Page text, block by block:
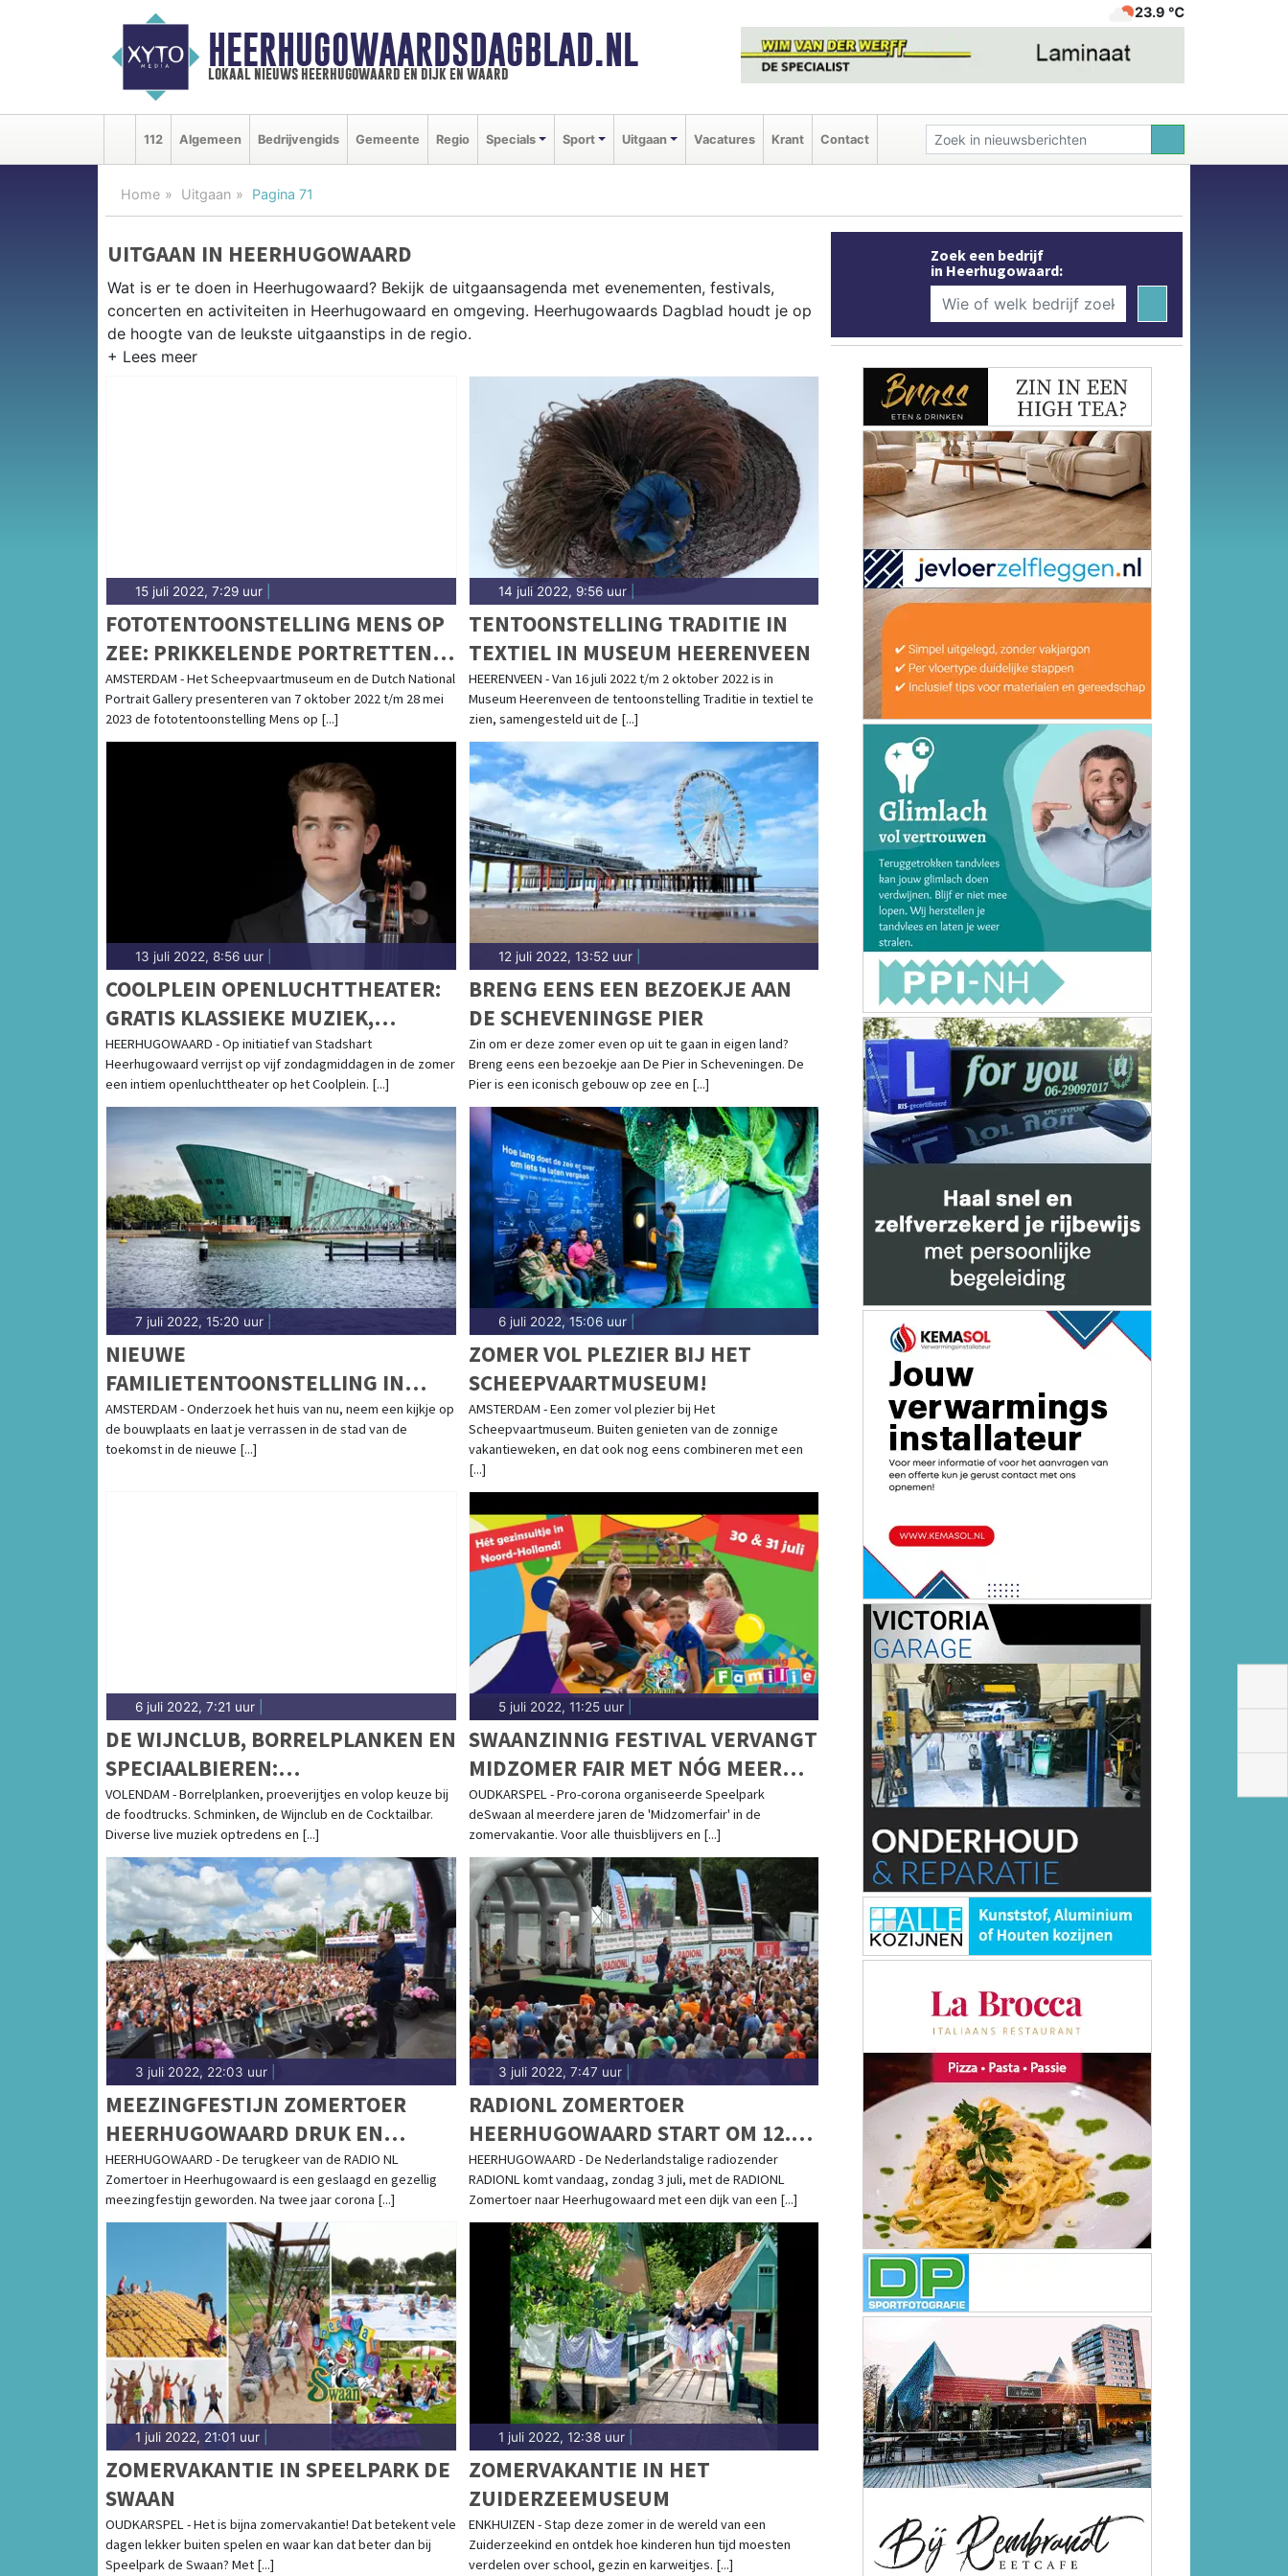
HEERHUGOWAARDSDAGBLAD.NL
lokaal nieuws heerhugowaard en dijk en waard
23.9 ℃
112 Algemeen Bedrijvengids Gemeente Regio Specials Sport Uitgaan Vacatures Krant Contact
Home Uitgaan Pagina 71
UITGAAN IN HEERHUGOWAARD
Wat is er te doen in Heerhugowaard? Bekijk de uitgaansagenda met evenementen, festivals,
concerten en activiteiten in Heerhugowaard en omgeving. Heerhugowaards Dagblad houdt je op
de hoogte van de leukste uitgaanstips in de regio.
Van markten en culturele evenementen tot muziekfestivals en culinaire events - ontdek het
15 juli 2022, 7:29 uur
FOTOTENTOONSTELLING MENS OP
ZEE: PRIKKELENDE PORTRETTEN
EN VERHALEN
AMSTERDAM - Het Scheepvaartmuseum en de Dutch National
Portrait Gallery presenteren van 7 oktober 2022 t/m 28 mei
2023 de fototentoonstelling Mens op [...]
14 juli 2022, 9:56 uur|
TENTOONSTELLING TRADITIE IN
TEXTIEL IN MUSEUM HEERENVEEN
HEERENVEEN - Van 16 juli 2022 t/m 2 oktober 2022 is in
Museum Heerenveen de tentoonstelling Traditie in textiel te
zien, samengesteld uit de [...]
13 juli 2022, 8:56 uur
COOLPLEIN OPENLUCHTTHEATER:
GRATIS KLASSIEKE MUZIEK,
CABARET EN JEUGDTHEATER
HEERHUGOWAARD - Op initiatief van Stadshart
Heerhugowaard verrijst op vijf zondagmiddagen in de zomer
een intiem openluchttheater op het Coolplein. [...]
12 juli 2022, 13:52 uur|
BRENG EENS EEN BEZOEKJE AAN
DE SCHEVENINGSE PIER
Zin om er deze zomer even op uit te gaan in eigen land?
Breng eens een bezoekje aan De Pier in Scheveningen. De
Pier is een iconisch gebouw op zee en [...]
7 juli 2022, 15:20 uur
NIEUWE
FAMILIETENTOONSTELLING IN
NEMO SCIENCE MUSEUM: WAT EEN
GEBOUW!
AMSTERDAM - Onderzoek het huis van nu, neem een kijkje op
de bouwplaats en laat je verrassen in de stad van de
toekomst in de nieuwe [...]
6 juli 2022, 15:06 uur|
ZOMER VOL PLEZIER BIJ HET
SCHEEPVAARTMUSEUM!
AMSTERDAM - Een zomer vol plezier bij Het
Scheepvaartmuseum. Buiten genieten van de zonnige
vakantieweken, en dat ook nog eens combineren met een
[...]
6 juli 2022, 7:21 uur
DE WIJNCLUB, BORRELPLANKEN EN
SPECIAALBIEREN:
FOODTRUCKFESTIVAL HOPPAAA!
STRIJKT NEER IN VOLENDAM!
VOLENDAM - Borrelplanken, proeverijtjes en volop keuze bij
de foodtrucks. Schminken, de Wijnclub en de Cocktailbar.
Diverse live muziek optredens en [...]
5 juli 2022, 11:25 uur|
SWAANZINNIG FESTIVAL VERVANGT
MIDZOMER FAIR MET NÓG MEER
SPEELPLEZIER VOOR DE HELE
FAMILIE
OUDKARSPEL - Pro-corona organiseerde Speelpark
deSwaan al meerdere jaren de 'Midzomerfair' in de
zomervakantie. Voor alle thuisblijvers en [...]
3 juli 2022, 22:03 uur
MEEZINGFESTIJN ZOMERTOER
HEERHUGOWAARD DRUK EN
GEZELLIG ONDANKS AFWEZIGHEID
MART HOOGKAMER
HEERHUGOWAARD - De terugkeer van de RADIO NL
Zomertoer in Heerhugowaard is een geslaagd en gezellig
meezingfestijn geworden. Na twee jaar corona [...]
3 juli 2022, 7:47 uur|
RADIONL ZOMERTOER
HEERHUGOWAARD START OM 12.00
UUR MET O.A MART HOOGKAMER,
FRANS BAUER, JAN SMIT EN NOG
VEEL MEER, PENDELBUS RIJDT
VANAF STATION
HEERHUGOWAARD - De Nederlandstalige radiozender
RADIONL komt vandaag, zondag 3 juli, met de RADIONL
Zomertoer naar Heerhugowaard met een dijk van een [...]
1 juli 2022, 21:01 uur
ZOMERVAKANTIE IN SPEELPARK DE
SWAAN
OUDKARSPEL - Het is bijna zomervakantie! Dat betekent vele
dagen lekker buiten spelen en waar kan dat beter dan bij
Speelpark de Swaan? Met [...]
1 juli 2022, 12:38 uur|
ZOMERVAKANTIE IN HET
ZUIDERZEEMUSEUM
ENKHUIZEN - Stap deze zomer in de wereld van een
Zuiderzeekind en ontdek hoe kinderen hun tijd moesten
verdelen over school, gezin en karweitjes. [...]
Zoek een bedrijf
in Heerhugowaard: